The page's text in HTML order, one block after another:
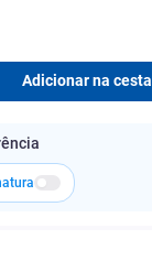
Adicionar na cesta